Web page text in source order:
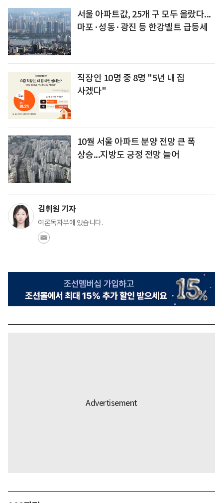
서울 아파트값, 25개 구 모두 올랐다...
마포·성동·광진 등 한강벨트 급등세
직장인 10명 중 8명 "5년 내 집
사겠다"
10월 서울 아파트 분양 전망 큰 폭
상승...지방도 긍정 전망 늘어
김휘원 기자
여론독자부에 있습니다.